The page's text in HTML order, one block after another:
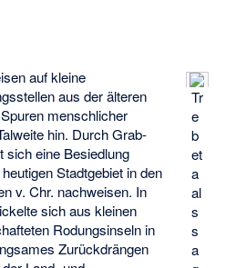
Tr
e
b
et
a
al
s
s
a
auf kleine
aus der älteren
menschlicher
hin. Durch Grab-
sich eine Besiedlung
Stadtgebiet in den
v. Chr. nachweisen. In
sich aus kleinen
Rodungsinseln in
Zurückdrängen